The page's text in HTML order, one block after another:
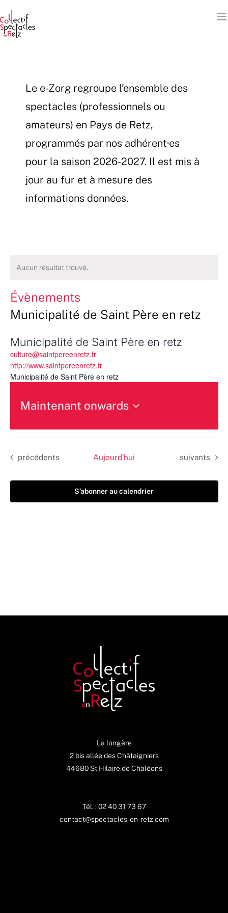
au
contenu
Le e-Zorg regroupe l’ensemble des
spectacles (professionnels ou
amateurs) en Pays de Retz,
programmés par nos adhérent·es
pour la saison 2026-2027. Il est mis à
jour au fur et à mesure des
informations données.
Aucun résultat trouvé.
Évènements
Municipalité de Saint Père en retz
Municipalité de Saint Père en retz
culture@saintpereenretz.fr
http://www.saintpereenretz.fr
Municipalité de Saint Père en retz
Maintenant onwards
une
date.
Évènements
précédents Aujourd’hui Évènements
suivants
S’abonner au calendrier
La longère
2 bis allée des Châtaigniers
44680 St Hilaire de Chaléons
Tél. : 02 40 31 73 67
contact@spectacles-en-retz.com